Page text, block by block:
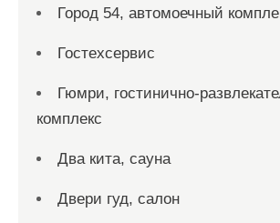
Город 54, автомоечный
Гостехсервис
Гюмри, гостинично-
комплекс
Два кита, сауна
Двери гуд, салон